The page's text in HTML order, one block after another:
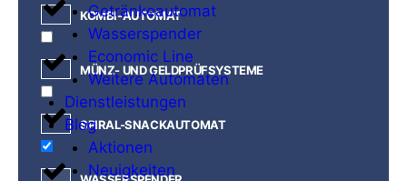
Getränkeautomat
Wasserspender
Economic Line
Weitere Automaten
Dienstleistungen
Blog
Aktionen
Neuigkeiten
KOMBI-AUTOMAT
MÜNZ- UND GELDPRÜFSYSTEME
SPIRAL-SNACKAUTOMAT